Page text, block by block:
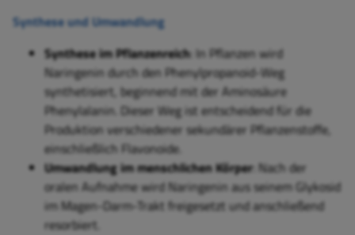
Synthese und Umwandlung
Synthese im Pflanzenreich: In Pflanzen wird
Naringenin durch den Phenylpropanoid-Weg
synthetisiert, beginnend mit der Aminosäure
Phenylalanin. Dieser Weg ist entscheidend für die
Produktion verschiedener sekundärer Pflanzenstoffe,
einschließlich Flavonoide.
Umwandlung im menschlichen Körper: Nach der
oralen Aufnahme wird Naringenin aus seinem Glykosid
im Magen-Darm-Trakt freigesetzt und anschließend
resorbiert.